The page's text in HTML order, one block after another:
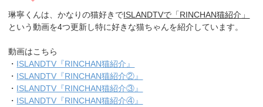
琳寧くんは、かなりの猫好き でISLANDTVで「RINCHAN猫紹介」
という動画を4つ更新し特に好きな猫ちゃんを紹介しています。
動画はこちら
・ ISLANDTV『RINCHAN猫紹介』
・ ISLANDTV『RINCHAN猫紹介②』
・ ISLANDTV『RINCHAN猫紹介③』
・ ISLANDTV『RINCHAN猫紹介④』